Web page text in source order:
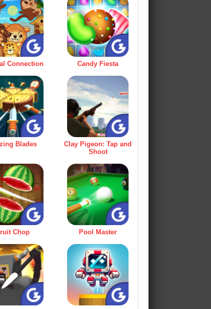
Connection Candy Fiesta
Blades
Clay Pigeon: Tap and
Shoot
Chop Pool Master